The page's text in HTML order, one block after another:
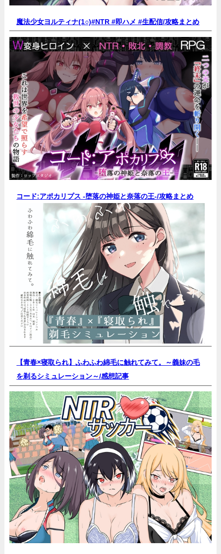
魔法少女ヨルティナ(1○)#NTR #即ハメ #生配信/攻略まとめ
コード:アポカリプス -堕落の神姫と奈落の王-/攻略まとめ
【青春×寝取られ】ふわふわ綿毛に触れてみて。～義妹の毛
を剃るシミュレーション～/感想記事